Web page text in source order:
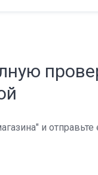
и